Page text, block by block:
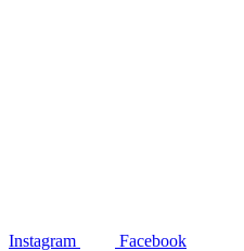
Instagram Facebook